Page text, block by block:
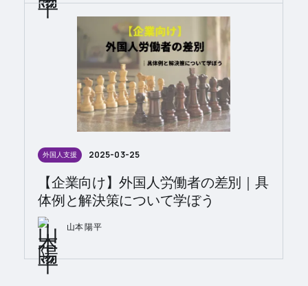
外国人支援 2025-03-25
【企業向け】外国人労働者の差別｜具
体例と解決策について学ぼう
山本 陽平